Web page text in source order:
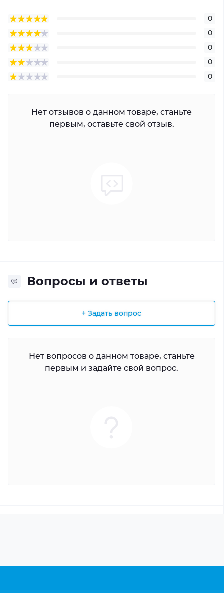
0
0
0
0
0
Нет отзывов о данном товаре, станьте
первым, оставьте свой отзыв.
Вопросы и ответы
+ Задать вопрос
Нет вопросов о данном товаре, станьте
первым и задайте свой вопрос.